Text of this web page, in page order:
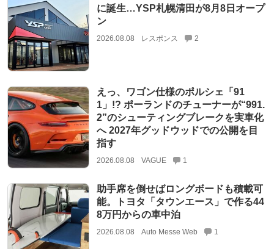
に誕生…YSP札幌清田が8月8日オープ
ン
2026.08.08 レスポンス 2
えっ、ワゴン仕様のポルシェ「91
1」!? ポーランドのチューナーが“991.
2”のシューティングブレークを実車化
へ 2027年グッドウッドでの公開を目
指す
2026.08.08 VAGUE 1
助手席を倒せばロングボードも積載可
能。トヨタ「タウンエース」で作る44
8万円からの車中泊
2026.08.08 Auto Messe Web 1